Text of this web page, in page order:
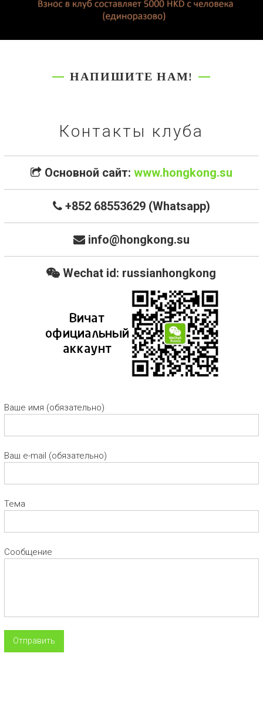
НАПИШИТЕ НАМ!
Контакты клуба
Основной сайт: www.hongkong.su
+852 68553629 (Whatsapp)
info@hongkong.su
Wechat id: russianhongkong
Ваше имя (обязательно)
Ваш e-mail (обязательно)
Тема
Сообщение